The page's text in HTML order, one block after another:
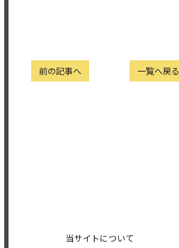
一覧へ戻る
前の記事へ
当サイトについて